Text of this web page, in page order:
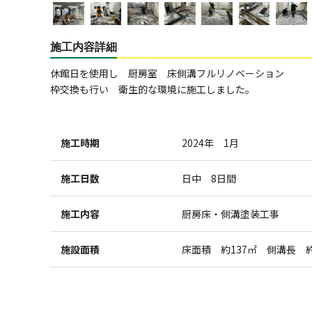
施工内容詳細
休館日を使用し 厨房室 床側溝フルリノベーション
枠交換も行い 衛生的な環境に施工しました。
施工時期 2024年 1月
施工日数 日中 8日間
施工内容 厨房床・側溝塗装工事
施設面積 床面積 約137㎡ 側溝長